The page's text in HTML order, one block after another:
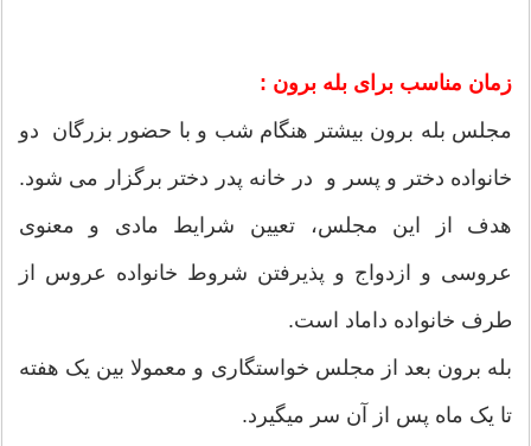
زمان مناسب برای بله برون :
مجلس بله برون بیشتر هنگام شب و با حضور بزرگان دو
خانواده دختر و پسر و در خانه پدر دختر برگزار می شود.
هدف از این مجلس، تعیین شرایط مادی و معنوی
عروسی و ازدواج و پذیرفتن شروط خانواده عروس از
طرف خانواده داماد است.
بله برون بعد از مجلس خواستگاری و معمولا بین یک هفته
تا یک ماه پس از آن سر میگیرد.